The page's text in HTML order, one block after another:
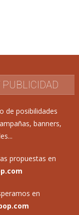
PUBLICIDAD
de posibilidades
banners,
propuestas en
en